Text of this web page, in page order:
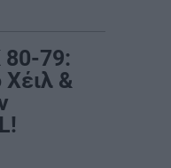
79:
Χέιλ &